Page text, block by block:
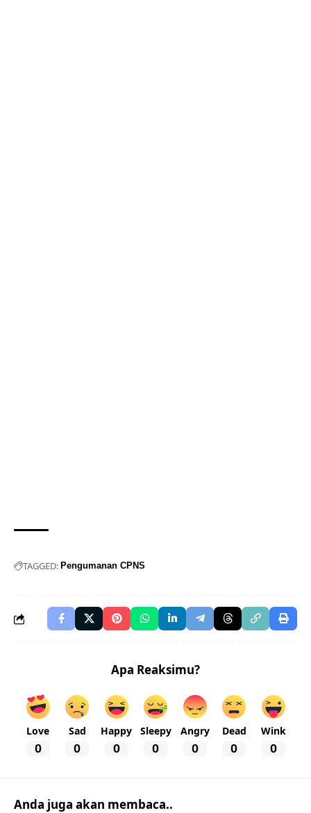
TAGGED: Pengumanan CPNS
Apa Reaksimu?
Love
0
Sad
0
Happy
0
Sleepy
0
Angry
0
Dead
0
Wink
0
Anda juga akan membaca..